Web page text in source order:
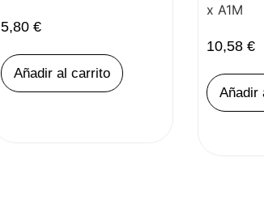
5,80€
Añadir al carrito
x A1M
10,58 €
Añadir